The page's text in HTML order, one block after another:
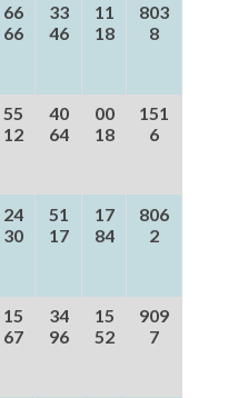
66
66
33
46
11
18
803
8
55
12
40
64
00
18
151
6
24
30
51
17
17
84
806
2
15
67
34
96
15
52
909
7